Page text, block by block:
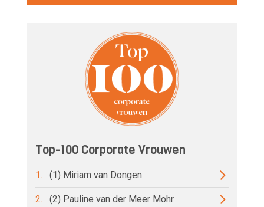
Top-100 Corporate Vrouwen
1. (1) Miriam van Dongen
2. (2) Pauline van der Meer Mohr